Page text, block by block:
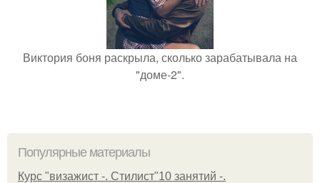
Виктория боня раскрыла, сколько зарабатывала на
"доме-2".
Популярные материалы
Курс "визажист -. Стилист"10 занятий -.